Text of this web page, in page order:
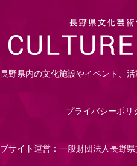
長野県内の文化施設やイベント、
プライバシーポリ
サイト運営：一般財団法人長野